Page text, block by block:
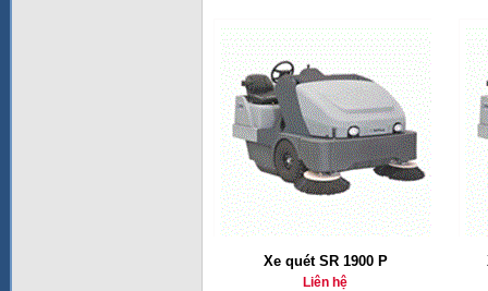
Xe quét SR 1900 P
Liên hệ